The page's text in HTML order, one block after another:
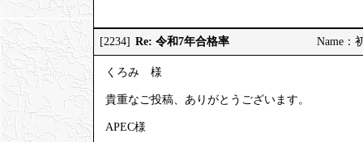
[2234] Re: 令和7年合格率 Name：
くろみ 様
貴重なご投稿、ありがとうございます。
APEC様